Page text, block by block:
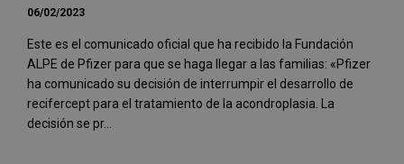
06/02/2023
Este es el comunicado oficial que ha recibido la Fundación
ALPE de Pfizer para que se haga llegar a las familias: «Pfizer
ha comunicado su decisión de interrumpir el desarrollo de
recifercept para el tratamiento de la acondroplasia. La
decisión se pr...